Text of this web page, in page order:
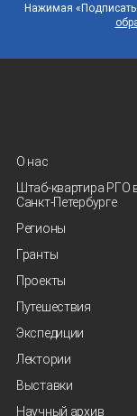
Нажимая
О нас
Штаб-квартира РГО
Санкт‑Петербурге
Регионы
Гранты
Проекты
Путешествия
Экспедиции
Лектории
Выставки
Научный архив